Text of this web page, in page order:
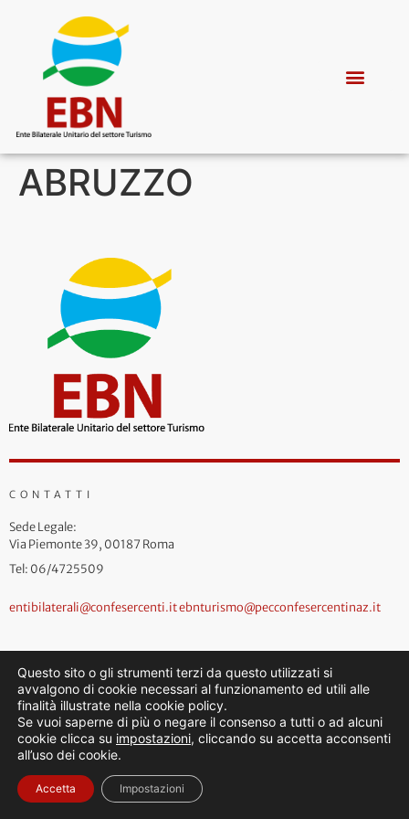
ABRUZZO
CONTATTI
Sede Legale:
Via Piemonte 39, 00187 Roma
Tel: 06/4725509
entibilaterali@confesercenti.itebnturismo@pecconfesercentinaz.it
Questo sito o gli strumenti terzi da questo utilizzati si
avvalgono di cookie necessari al funzionamento ed utili alle
finalità illustrate nella cookie policy.
Se vuoi saperne di più o negare il consenso a tutti o ad alcuni
cookie clicca su impostazioni, cliccando su accetta acconsenti
all’uso dei cookie.
Accetta Impostazioni